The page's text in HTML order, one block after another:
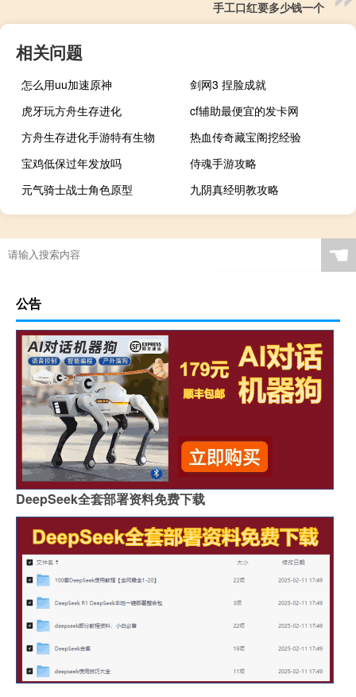
手工口红要多少钱一个
相关问题
怎么用uu加速原神
剑网3 捏脸成就
虎牙玩方舟生存进化
cf辅助最便宜的发卡网
方舟生存进化手游特有生物
热血传奇藏宝阁挖经验
宝鸡低保过年发放吗
侍魂手游攻略
元气骑士战士角色原型
九阴真经明教攻略
☚
公告
DeepSeek全套部署资料免费下载